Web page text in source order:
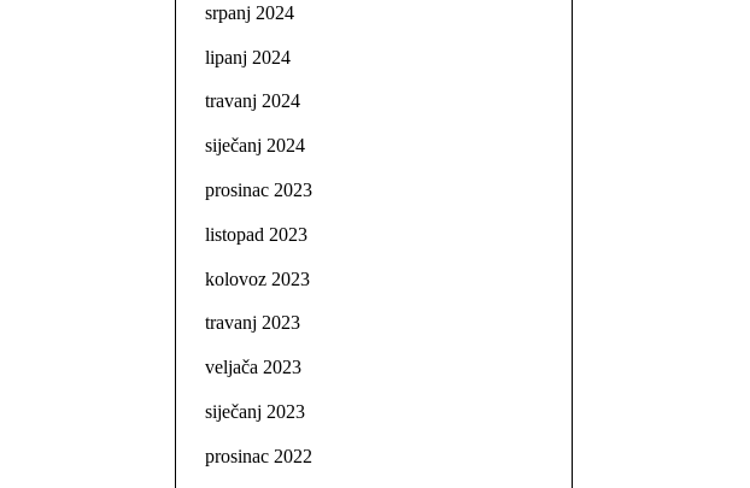
srpanj 2024
lipanj 2024
travanj 2024
siječanj 2024
prosinac 2023
listopad 2023
kolovoz 2023
travanj 2023
veljača 2023
siječanj 2023
prosinac 2022